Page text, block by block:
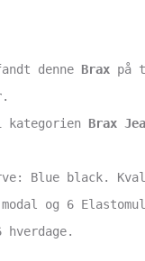
denne Brax på
.
kategorien Brax
Blue black.
og 6